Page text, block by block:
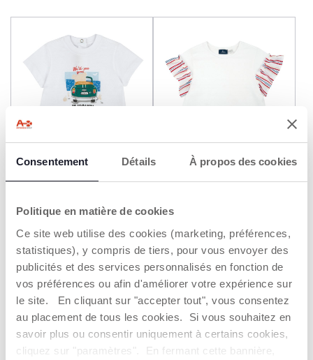
Consentement Détails À propos des cookies
Politique en matière de cookies
Ce site web utilise des cookies (marketing, préférences,
statistiques), y compris de tiers, pour vous envoyer des
publicités et des services personnalisés en fonction de
vos préférences ou afin d'améliorer votre expérience sur
le site. En cliquant sur "accepter tout", vous consentez
au placement de tous les cookies. Si vous souhaitez en
savoir plus ou consentir uniquement à certains cookies,
cliquez sur "paramètres". En fermant cette bannière,
+ COULEURS
T-shirt manches courtes
12,99 €
T-shirt manches courtes
Dès 15,99 €
AJOUTER